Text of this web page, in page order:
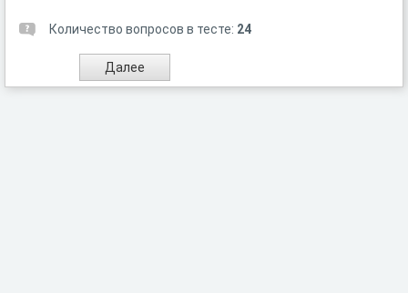
Количество вопросов в тесте: 24